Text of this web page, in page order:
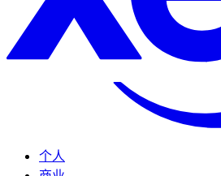
个人